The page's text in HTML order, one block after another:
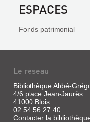
ESPACES
Fonds patrimonial
Le réseau
Bibliothèque Abbé-
4/6 place Jean-Jaurès
41000 Blois
02 54 56 27 40
Contacter la